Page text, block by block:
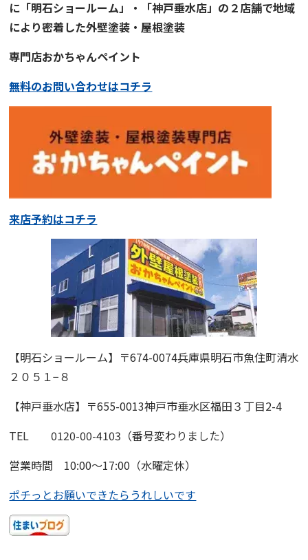
に「明石ショールーム」・「神戸垂水店」の２店舗で地域
により密着した外壁塗装・屋根塗装
専門店おかちゃんペイント
無料のお問い合わせはコチラ
来店予約はコチラ
【明石ショールーム】 〒674-0074兵庫県明石市魚住町清水
２０５１−８
【神戸垂水店】〒655-0013神戸市垂水区福田３丁目2-4
TEL 0120-00-4103（番号変わりました）
営業時間 10:00〜17:00（水曜定休）
ポチっとお願いできたらうれしいです